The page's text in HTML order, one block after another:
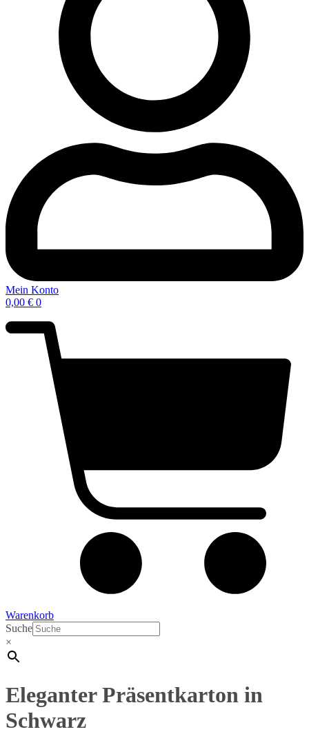
Mein Konto
0,00 € 0
Warenkorb
Suche
×
Eleganter Präsentkarton in
Schwarz